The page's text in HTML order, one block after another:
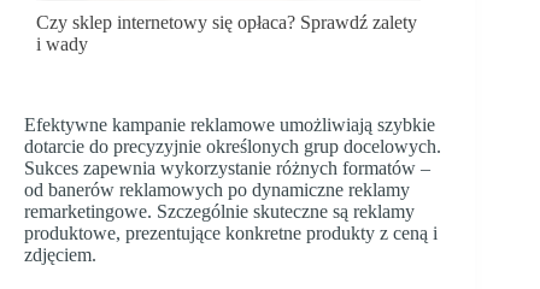
Czy sklep internetowy się opłaca? Sprawdź zalety
i wady
Efektywne kampanie reklamowe umożliwiają szybkie
dotarcie do precyzyjnie określonych grup docelowych.
Sukces zapewnia wykorzystanie różnych formatów –
od banerów reklamowych po dynamiczne reklamy
remarketingowe. Szczególnie skuteczne są reklamy
produktowe, prezentujące konkretne produkty z ceną i
zdjęciem.